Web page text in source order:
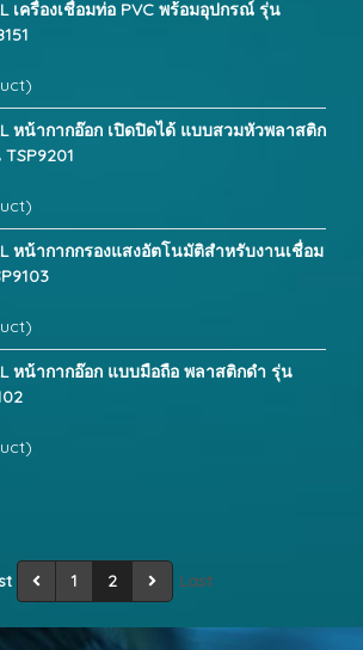
เครื่องเชื่อมท่อ PVC พร้อมอุปกรณ์ รุ่น
หน้ากากอ๊อก เปิดปิดได้ แบบสวมหัวพลาสติก
หน้ากากกรองแสงอัตโนมัติสำหรับงานเชื่อม
หน้ากากอ๊อก แบบมือถือ พลาสติกดำ รุ่น
1 2 Last